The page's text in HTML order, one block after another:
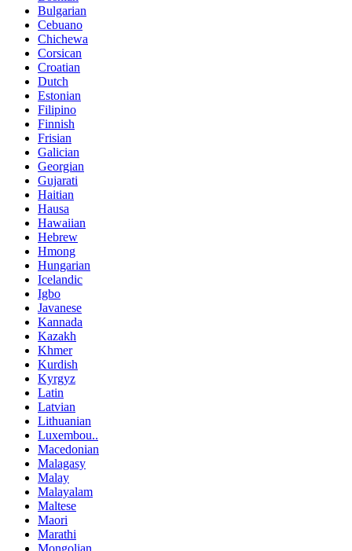
Bulgarian
Cebuano
Chichewa
Corsican
Croatian
Dutch
Estonian
Filipino
Finnish
Frisian
Galician
Georgian
Gujarati
Haitian
Hausa
Hawaiian
Hebrew
Hmong
Hungarian
Icelandic
Igbo
Javanese
Kannada
Kazakh
Khmer
Kurdish
Kyrgyz
Latin
Latvian
Lithuanian
Luxembou..
Macedonian
Malagasy
Malay
Malayalam
Maltese
Maori
Marathi